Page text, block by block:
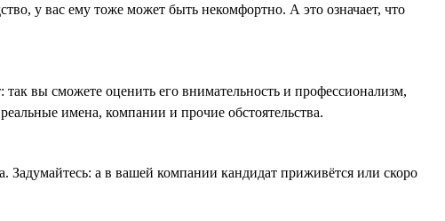
у вас ему тоже может быть некомфортно. А это означает, что
вы сможете оценить его внимательность и профессионализм,
имена, компании и прочие обстоятельства.
а в вашей компании кандидат приживётся или скоро